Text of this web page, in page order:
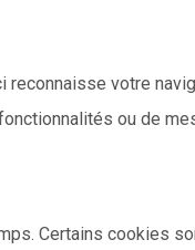
votre
ou de
Certains cookies